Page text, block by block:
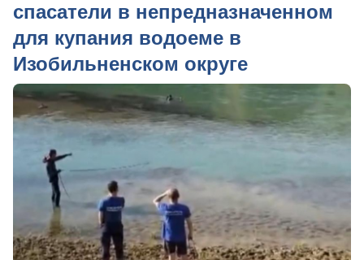
спасатели в непредназначенном
для купания водоеме в
Изобильненском округе